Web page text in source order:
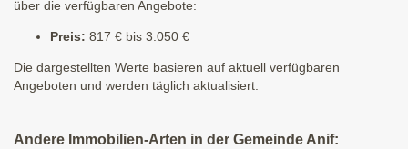
über die verfügbaren Angebote:
Preis: 817 € bis 3.050 €
Die dargestellten Werte basieren auf aktuell verfügbaren
Angeboten und werden täglich aktualisiert.
Andere Immobilien-Arten in der Gemeinde Anif: